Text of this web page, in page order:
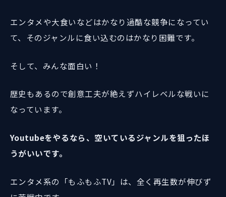
エンタメや大食いなどはかなり過酷な競争になってい
て、そのジャンルに食い込むのはかなり困難です。
そして、みんな面白い！
歴史もあるので創意工夫が絶えずハイレベルな戦いに
なっています。
Youtubeをやるなら、空いているジャンルを狙ったほ
うがいいです。
エンタメ系の「もふもふTV」は、全く再生数が伸びず